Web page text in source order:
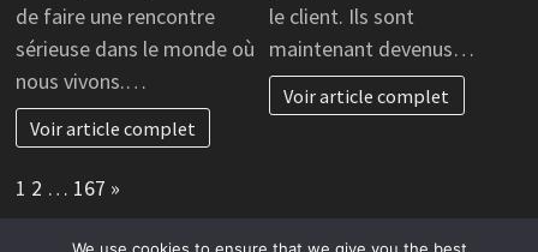
de faire une rencontre
sérieuse dans le monde où
nous vivons.…
Voir article complet
le client. Ils sont
maintenant devenus…
Voir article complet
Page:
1 2 … 167 Next
»